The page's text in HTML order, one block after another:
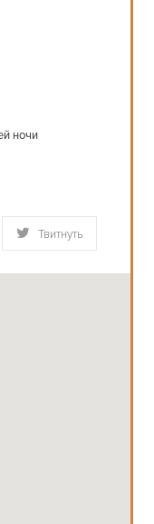
ночи
Твитнуть